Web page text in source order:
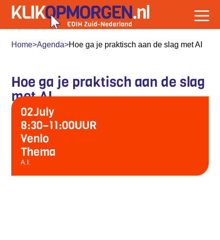
Home>Agenda>Hoe ga je praktisch aan de slag met AI
Hoe ga je praktisch aan de slag
met AI
02July
8:30–11:00UUR
Venlo
Thema
A.I.